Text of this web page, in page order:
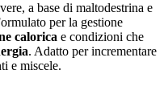
a base di maltodestrina e
per la gestione
calorica e condizioni che
. Adatto per incrementare
e miscele.